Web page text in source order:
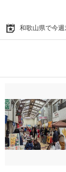
和歌山県で今